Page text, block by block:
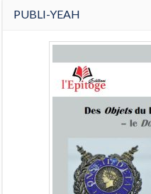
PUBLI-YEAH